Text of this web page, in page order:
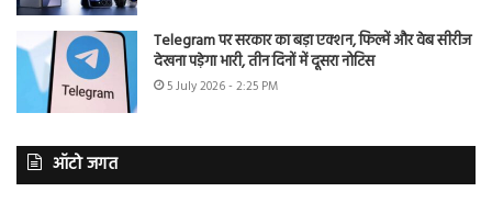
Telegram पर सरकार का बड़ा एक्शन, फिल्में और वेब सीरीज
देखना पड़ेगा भारी, तीन दिनों में दूसरा नोटिस
5 July 2026 - 2:25 PM
ऑटो जगत